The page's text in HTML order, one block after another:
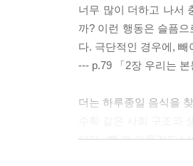
너무 많이 더하고 나서
까? 이런 행동은 슬픔
다. 극단적인 경우에,
--- p.79 「2장 우리는
더는 하루종일 음식을
이다. ‘뺄 게 아무것도